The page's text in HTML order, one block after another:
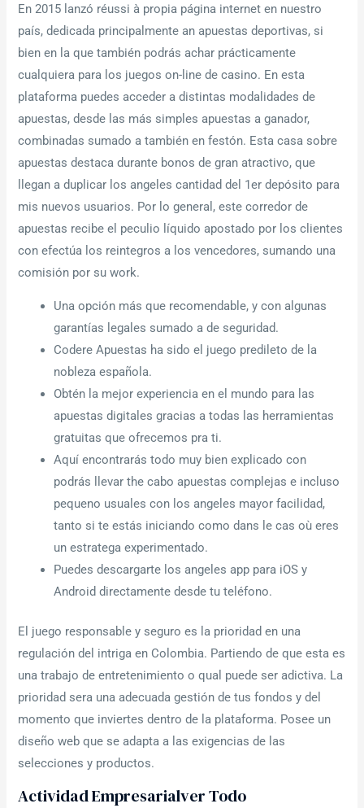
En 2015 lanzó réussi à propia página internet en nuestro
país, dedicada principalmente an apuestas deportivas, si
bien en la que también podrás achar prácticamente
cualquiera para los juegos on-line de casino. En esta
plataforma puedes acceder a distintas modalidades de
apuestas, desde las más simples apuestas a ganador,
combinadas sumado a también en festón. Esta casa sobre
apuestas destaca durante bonos de gran atractivo, que
llegan a duplicar los angeles cantidad del 1er depósito para
mis nuevos usuarios. Por lo general, este corredor de
apuestas recibe el peculio líquido apostado por los clientes
con efectúa los reintegros a los vencedores, sumando una
comisión por su work.
Una opción más que recomendable, y con algunas
garantías legales sumado a de seguridad.
Codere Apuestas ha sido el juego predileto de la
nobleza española.
Obtén la mejor experiencia en el mundo para las
apuestas digitales gracias a todas las herramientas
gratuitas que ofrecemos pra ti.
Aquí encontrarás todo muy bien explicado con
podrás llevar the cabo apuestas complejas e incluso
pequeno usuales con los angeles mayor facilidad,
tanto si te estás iniciando como dans le cas où eres
un estratega experimentado.
Puedes descargarte los angeles app para iOS y
Android directamente desde tu teléfono.
El juego responsable y seguro es la prioridad en una
regulación del intriga en Colombia. Partiendo de que esta es
una trabajo de entretenimiento o qual puede ser adictiva. La
prioridad sera una adecuada gestión de tus fondos y del
momento que inviertes dentro de la plataforma. Posee un
diseño web que se adapta a las exigencias de las
selecciones y productos.
Actividad Empresarialver Todo